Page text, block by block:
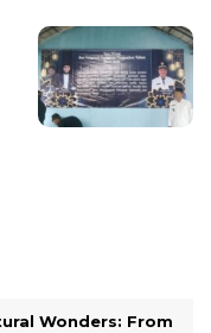
Wonders: From